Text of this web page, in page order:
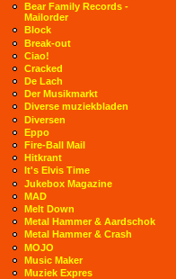
Bear Family Records -
Mailorder
Block
Break-out
Ciao!
Cracked
De Lach
Der Musikmarkt
Diverse muziekbladen
Diversen
Eppo
Fire-Ball Mail
Hitkrant
It's Elvis Time
Jukebox Magazine
MAD
Melt Down
Metal Hammer & Aardschok
Metal Hammer & Crash
MOJO
Music Maker
Muziek Expres